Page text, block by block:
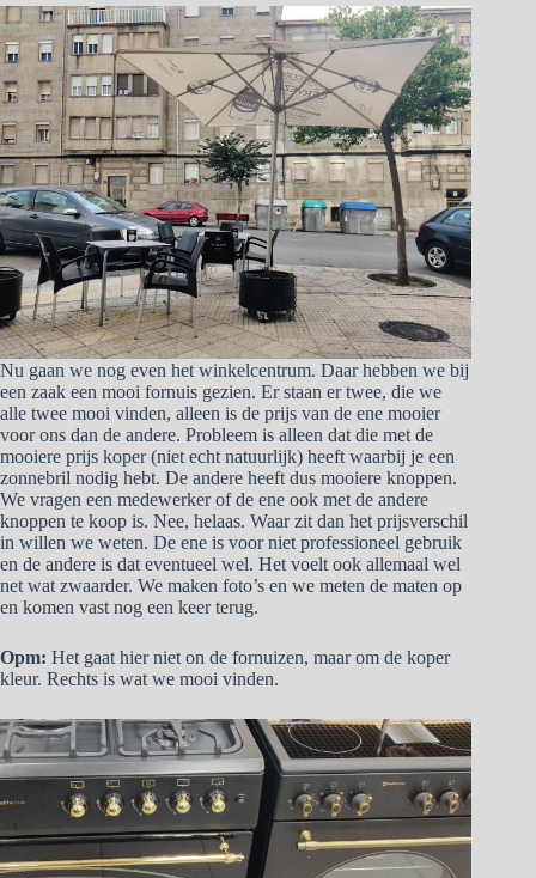
Nu gaan we nog even het winkelcentrum. Daar hebben we bij
een zaak een mooi fornuis gezien. Er staan er twee, die we
alle twee mooi vinden, alleen is de prijs van de ene mooier
voor ons dan de andere. Probleem is alleen dat die met de
mooiere prijs koper (niet echt natuurlijk) heeft waarbij je een
zonnebril nodig hebt. De andere heeft dus mooiere knoppen.
We vragen een medewerker of de ene ook met de andere
knoppen te koop is. Nee, helaas. Waar zit dan het prijsverschil
in willen we weten. De ene is voor niet professioneel gebruik
en de andere is dat eventueel wel. Het voelt ook allemaal wel
net wat zwaarder. We maken foto’s en we meten de maten op
en komen vast nog een keer terug.
Opm: Het gaat hier niet on de fornuizen, maar om de koper
kleur. Rechts is wat we mooi vinden.